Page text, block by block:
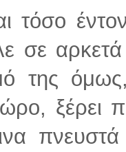
τόσο
σε
της
ξέρει